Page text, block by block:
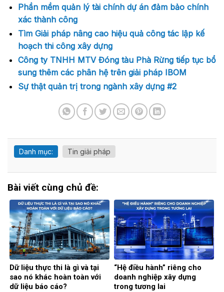
Phần mềm quản lý tài chính dự án đảm bảo chính
xác thành công
Tìm Giải pháp nâng cao hiệu quả công tác lập kế
hoạch thi công xây dựng
Công ty TNHH MTV Đóng tàu Phà Rừng tiếp tục bổ
sung thêm các phân hệ trên giải pháp IBOM
Sự thật quản trị trong ngành xây dựng #2
Danh mục: Tin giải pháp
Bài viết cùng chủ đề:
Dữ liệu thực thi là gì và tại
sao nó khác hoàn toàn với
dữ liệu báo cáo?
“Hệ điều hành” riêng cho
doanh nghiệp xây dựng
trong tương lai